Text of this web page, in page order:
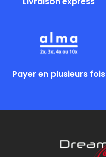
Payer en plusieurs fois